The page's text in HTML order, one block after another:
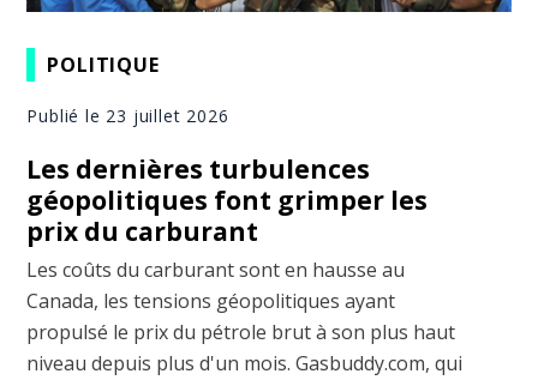
POLITIQUE
Publié le 23 juillet 2026
Les dernières turbulences
géopolitiques font grimper les
prix du carburant
Les coûts du carburant sont en hausse au
Canada, les tensions géopolitiques ayant
propulsé le prix du pétrole brut à son plus haut
niveau depuis plus d'un mois. Gasbuddy.com, qui